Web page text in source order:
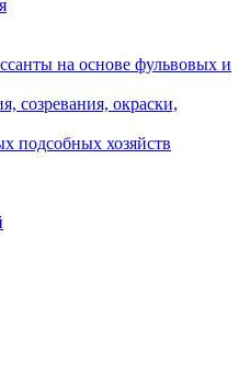
на основе фульвовых и
созревания, окраски,
подсобных хозяйств